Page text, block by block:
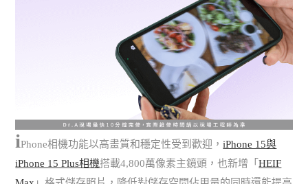
iPhone相機功能以高畫質和穩定性受到歡迎，iPhone 15與
iPhone 15 Plus相機搭載4,800萬像素主鏡頭，也新增「HEIF